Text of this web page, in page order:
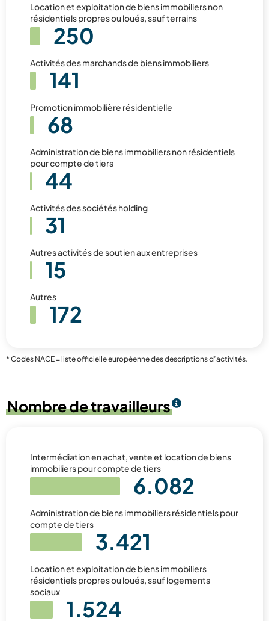
Location et exploitation de biens immobiliers non
résidentiels propres ou loués, sauf terrains
250
Activités des marchands de biens immobiliers
141
Promotion immobilière résidentielle
68
Administration de biens immobiliers non résidentiels
pour compte de tiers
44
Activités des sociétés holding
31
Autres activités de soutien aux entreprises
15
Autres
172
* Codes NACE = liste officielle européenne des descriptions d’activités.
Nombre de travailleurs
Intermédiation en achat, vente et location de biens
immobiliers pour compte de tiers
6.082
Administration de biens immobiliers résidentiels pour
compte de tiers
3.421
Location et exploitation de biens immobiliers
résidentiels propres ou loués, sauf logements
sociaux
1.524